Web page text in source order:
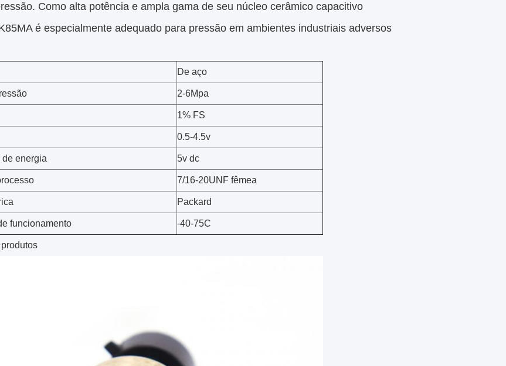
Como alta potência e ampla gama de seu núcleo cerâmico capacitivo
é especialmente adequado para pressão em ambientes industriais adversos
De aço
2-6Mpa
1% FS
0.5-4.5v
de energia 5v dc
7/16-20UNF fêmea
Packard
funcionamento -40-75C